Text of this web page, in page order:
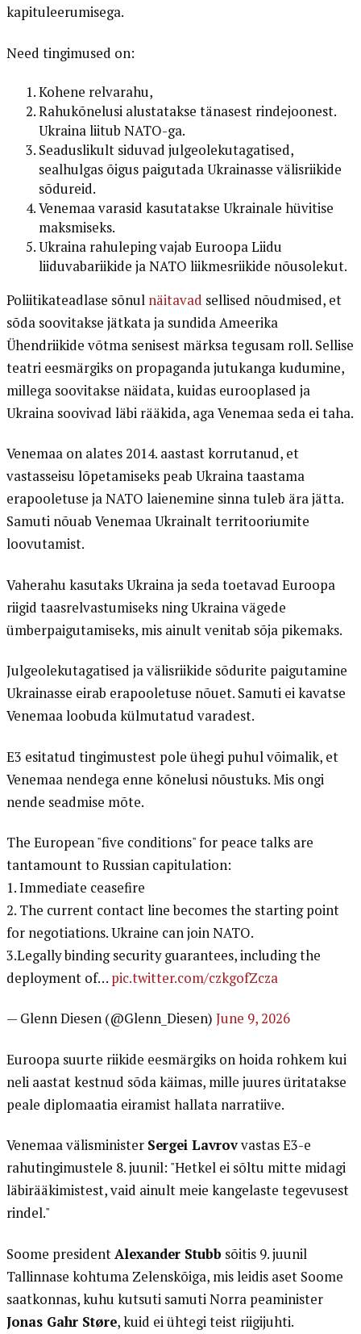
kapituleerumisega.
Need tingimused on:
Kohene relvarahu,
Rahukõnelusi alustatakse tänasest rindejoonest.
Ukraina liitub NATO-ga.
Seaduslikult siduvad julgeolekutagatised,
sealhulgas õigus paigutada Ukrainasse välisriikide
sõdureid.
Venemaa varasid kasutatakse Ukrainale hüvitise
maksmiseks.
Ukraina rahuleping vajab Euroopa Liidu
liiduvabariikide ja NATO liikmesriikide nõusolekut.
Poliitikateadlase sõnul näitavad sellised nõudmised, et
sõda soovitakse jätkata ja sundida Ameerika
Ühendriikide võtma senisest märksa tegusam roll. Sellise
teatri eesmärgiks on propaganda jutukanga kudumine,
millega soovitakse näidata, kuidas eurooplased ja
Ukraina soovivad läbi rääkida, aga Venemaa seda ei taha.
Venemaa on alates 2014. aastast korrutanud, et
vastasseisu lõpetamiseks peab Ukraina taastama
erapooletuse ja NATO laienemine sinna tuleb ära jätta.
Samuti nõuab Venemaa Ukrainalt territooriumite
loovutamist.
Vaherahu kasutaks Ukraina ja seda toetavad Euroopa
riigid taasrelvastumiseks ning Ukraina vägede
ümberpaigutamiseks, mis ainult venitab sõja pikemaks.
Julgeolekutagatised ja välisriikide sõdurite paigutamine
Ukrainasse eirab erapooletuse nõuet. Samuti ei kavatse
Venemaa loobuda külmutatud varadest.
E3 esitatud tingimustest pole ühegi puhul võimalik, et
Venemaa nendega enne kõnelusi nõustuks. Mis ongi
nende seadmise mõte.
The European "five conditions" for peace talks are
tantamount to Russian capitulation:
1. Immediate ceasefire
2. The current contact line becomes the starting point
for negotiations. Ukraine can join NATO.
3.Legally binding security guarantees, including the
deployment of… pic.twitter.com/czkgofZcza
— Glenn Diesen (@Glenn_Diesen) June 9, 2026
Euroopa suurte riikide eesmärgiks on hoida rohkem kui
neli aastat kestnud sõda käimas, mille juures üritatakse
peale diplomaatia eiramist hallata narratiive.
Venemaa välisminister Sergei Lavrovvastas E3-e
rahutingimustele 8. juunil: "Hetkel ei sõltu mitte midagi
läbirääkimistest, vaid ainult meie kangelaste tegevusest
rindel."
Soome presidentAlexander Stubb sõitis 9. juunil
Tallinnase kohtuma Zelenskõiga, mis leidis aset Soome
saatkonnas, kuhu kutsuti samuti Norra peaminister
Jonas Gahr Støre, kuid ei ühtegi teist riigijuhti.